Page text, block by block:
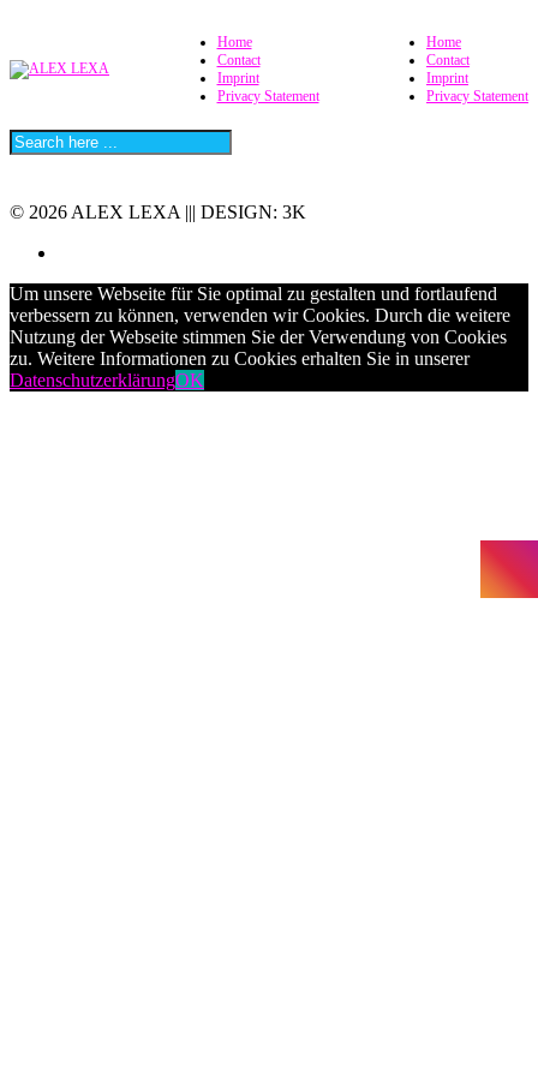
Home
Contact
Imprint
Privacy Statement
Home
Contact
Imprint
Privacy Statement
© 2026 ALEX LEXA ||| DESIGN: 3K
Um unsere Webseite für Sie optimal zu gestalten und fortlaufend
verbessern zu können, verwenden wir Cookies. Durch die weitere
Nutzung der Webseite stimmen Sie der Verwendung von Cookies
zu. Weitere Informationen zu Cookies erhalten Sie in unserer
DatenschutzerklärungOK